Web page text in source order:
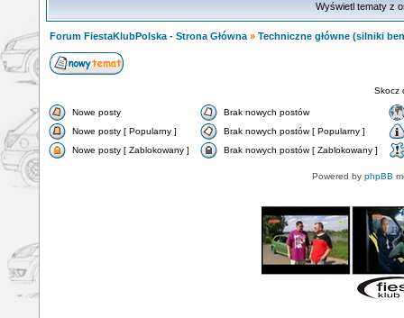
Wyświetl tematy z
Forum FiestaKlubPolska - Strona Główna » Techniczne główne (silniki
Skocz
Nowe posty
Brak nowych postów
Nowe posty [ Popularny ]
Brak nowych postów [ Popularny ]
Nowe posty [ Zablokowany ]
Brak nowych postów [ Zablokowany ]
Powered by phpBB